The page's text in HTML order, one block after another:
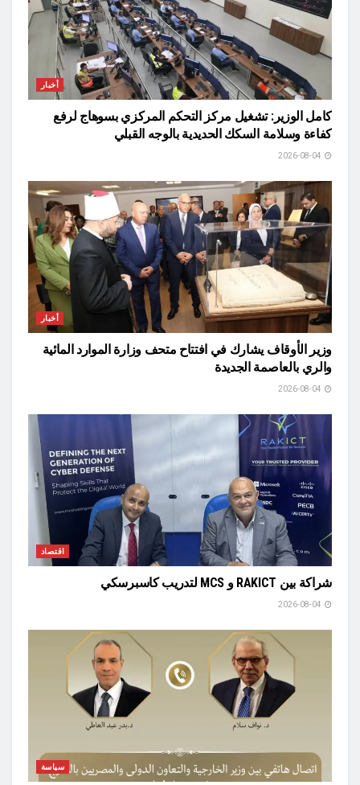
أخبار
كامل الوزير: تشغيل مركز التحكم المركزي بسوهاج لرفع
كفاءة وسلامة السكك الحديدية بالوجه القبلي
أخبار
وزير الأوقاف يشارك في افتتاح متحف وزارة الموارد المائية
والري بالعاصمة الجديدة
اقتصاد
شراكة بين RAKICT و MCS لتدريب كاسبرسكي
سياسة